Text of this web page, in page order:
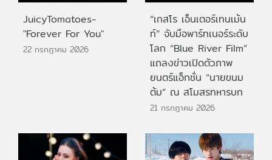
JuicyTomatoes-
"Forever For You"
22 กรกฎาคม 2026
“เกสโร เอ็นเตอร์เทนเม้น
ท์” จับมือพาร์ทเนอร์ระดับ
โลก “Blue River Film”
แถลงข่าวเปิดตัวภาพ
ยนตร์แอ็กชั่น “นายขนม
ต้ม” ณ สโมสรทหารบก
21 กรกฎาคม 2026